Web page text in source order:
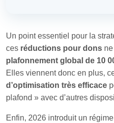
Un point essentiel pour la
ces réductions pour dons
plafonnement global de 10
Elles viennent donc en plus,
d’optimisation très efficace
plafond » avec d’autres
Enfin, 2026 introduit un